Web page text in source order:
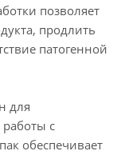
позволяет
продлить
патогенной
для
с
обеспечивает